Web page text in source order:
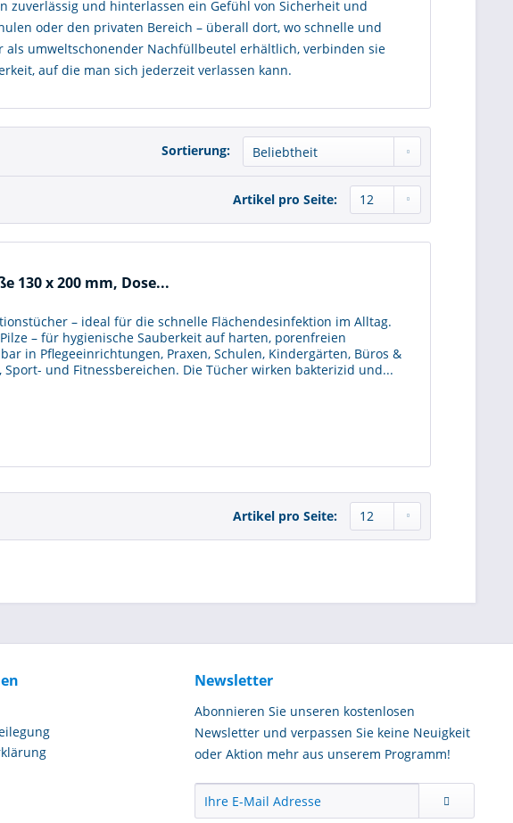
zuverlässig und hinterlassen ein Gefühl von Sicherheit und
oder den privaten Bereich – überall dort, wo schnelle und
als umweltschonender Nachfüllbeutel erhältlich, verbinden sie
auf die man sich jederzeit verlassen kann.
Sortierung:
Artikel pro Seite:
130 x 200 mm, Dose...
– ideal für die schnelle Flächendesinfektion im Alltag.
– für hygienische Sauberkeit auf harten, porenfreien
in Pflegeeinrichtungen, Praxen, Schulen, Kindergärten, Büros &
Sport- und Fitnessbereichen. Die Tücher wirken bakterizid und...
Artikel pro Seite:
Newsletter
Abonnieren Sie unseren kostenlosen
Newsletter und verpassen Sie keine Neuigkeit
oder Aktion mehr aus unserem Programm!